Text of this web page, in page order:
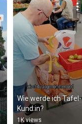
Wie werde ich Tafel-
Kund:in?
1K views